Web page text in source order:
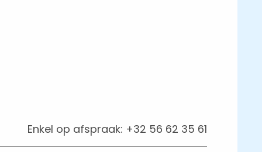
Enkel op afspraak: +32 56 62 35 61